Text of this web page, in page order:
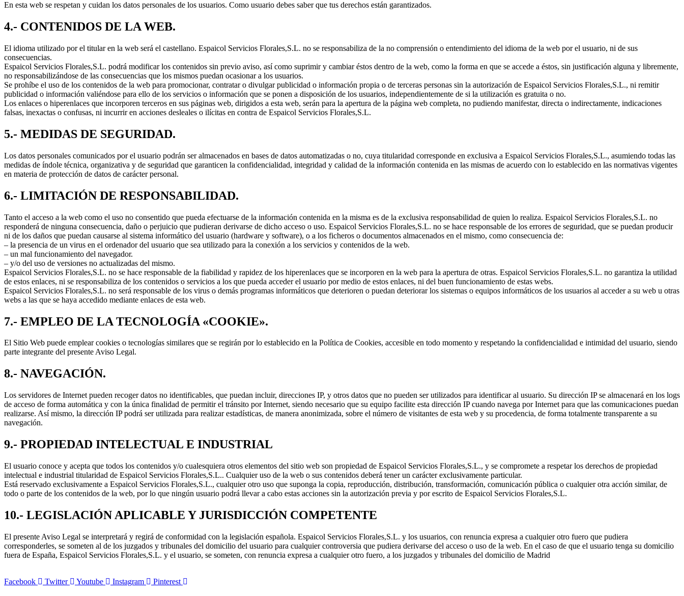
En esta web se respetan y cuidan los datos personales de los usuarios. Como usuario debes saber que tus derechos están garantizados.
4.- CONTENIDOS DE LA WEB.
El idioma utilizado por el titular en la web será el castellano. Espaicol Servicios Florales,S.L. no se responsabiliza de la no comprensión o entendimiento del idioma de la web por el usuario, ni de sus
consecuencias.
Espaicol Servicios Florales,S.L. podrá modificar los contenidos sin previo aviso, así como suprimir y cambiar éstos dentro de la web, como la forma en que se accede a éstos, sin justificación alguna y libremente,
no responsabilizándose de las consecuencias que los mismos puedan ocasionar a los usuarios.
Se prohíbe el uso de los contenidos de la web para promocionar, contratar o divulgar publicidad o información propia o de terceras personas sin la autorización de Espaicol Servicios Florales,S.L., ni remitir
publicidad o información valiéndose para ello de los servicios o información que se ponen a disposición de los usuarios, independientemente de si la utilización es gratuita o no.
Los enlaces o hiperenlaces que incorporen terceros en sus páginas web, dirigidos a esta web, serán para la apertura de la página web completa, no pudiendo manifestar, directa o indirectamente, indicaciones
falsas, inexactas o confusas, ni incurrir en acciones desleales o ilícitas en contra de Espaicol Servicios Florales,S.L.
5.- MEDIDAS DE SEGURIDAD.
Los datos personales comunicados por el usuario podrán ser almacenados en bases de datos automatizadas o no, cuya titularidad corresponde en exclusiva a Espaicol Servicios Florales,S.L., asumiendo todas las
medidas de índole técnica, organizativa y de seguridad que garanticen la confidencialidad, integridad y calidad de la información contenida en las mismas de acuerdo con lo establecido en las normativas vigentes
en materia de protección de datos de carácter personal.
6.- LIMITACIÓN DE RESPONSABILIDAD.
Tanto el acceso a la web como el uso no consentido que pueda efectuarse de la información contenida en la misma es de la exclusiva responsabilidad de quien lo realiza. Espaicol Servicios Florales,S.L. no
responderá de ninguna consecuencia, daño o perjuicio que pudieran derivarse de dicho acceso o uso. Espaicol Servicios Florales,S.L. no se hace responsable de los errores de seguridad, que se puedan producir
ni de los daños que puedan causarse al sistema informático del usuario (hardware y software), o a los ficheros o documentos almacenados en el mismo, como consecuencia de:
– la presencia de un virus en el ordenador del usuario que sea utilizado para la conexión a los servicios y contenidos de la web.
– un mal funcionamiento del navegador.
– y/o del uso de versiones no actualizadas del mismo.
Espaicol Servicios Florales,S.L. no se hace responsable de la fiabilidad y rapidez de los hiperenlaces que se incorporen en la web para la apertura de otras. Espaicol Servicios Florales,S.L. no garantiza la utilidad
de estos enlaces, ni se responsabiliza de los contenidos o servicios a los que pueda acceder el usuario por medio de estos enlaces, ni del buen funcionamiento de estas webs.
Espaicol Servicios Florales,S.L. no será responsable de los virus o demás programas informáticos que deterioren o puedan deteriorar los sistemas o equipos informáticos de los usuarios al acceder a su web u otras
webs a las que se haya accedido mediante enlaces de esta web.
7.- EMPLEO DE LA TECNOLOGÍA «COOKIE».
El Sitio Web puede emplear cookies o tecnologías similares que se regirán por lo establecido en la Política de Cookies, accesible en todo momento y respetando la confidencialidad e intimidad del usuario, siendo
parte integrante del presente Aviso Legal.
8.- NAVEGACIÓN.
Los servidores de Internet pueden recoger datos no identificables, que puedan incluir, direcciones IP, y otros datos que no pueden ser utilizados para identificar al usuario. Su dirección IP se almacenará en los logs
de acceso de forma automática y con la única finalidad de permitir el tránsito por Internet, siendo necesario que su equipo facilite esta dirección IP cuando navega por Internet para que las comunicaciones puedan
realizarse. Así mismo, la dirección IP podrá ser utilizada para realizar estadísticas, de manera anonimizada, sobre el número de visitantes de esta web y su procedencia, de forma totalmente transparente a su
navegación.
9.- PROPIEDAD INTELECTUAL E INDUSTRIAL
El usuario conoce y acepta que todos los contenidos y/o cualesquiera otros elementos del sitio web son propiedad de Espaicol Servicios Florales,S.L., y se compromete a respetar los derechos de propiedad
intelectual e industrial titularidad de Espaicol Servicios Florales,S.L.. Cualquier uso de la web o sus contenidos deberá tener un carácter exclusivamente particular.
Está reservado exclusivamente a Espaicol Servicios Florales,S.L., cualquier otro uso que suponga la copia, reproducción, distribución, transformación, comunicación pública o cualquier otra acción similar, de
todo o parte de los contenidos de la web, por lo que ningún usuario podrá llevar a cabo estas acciones sin la autorización previa y por escrito de Espaicol Servicios Florales,S.L.
10.- LEGISLACIÓN APLICABLE Y JURISDICCIÓN COMPETENTE
El presente Aviso Legal se interpretará y regirá de conformidad con la legislación española. Espaicol Servicios Florales,S.L. y los usuarios, con renuncia expresa a cualquier otro fuero que pudiera
corresponderles, se someten al de los juzgados y tribunales del domicilio del usuario para cualquier controversia que pudiera derivarse del acceso o uso de la web. En el caso de que el usuario tenga su domicilio
fuera de España, Espaicol Servicios Florales,S.L. y el usuario, se someten, con renuncia expresa a cualquier otro fuero, a los juzgados y tribunales del domicilio de Madrid
Facebook Twitter Youtube Instagram Pinterest